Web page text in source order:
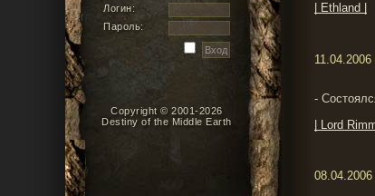
Логин:
Пароль:
Copyright © 2001-2026
Destiny of the Middle Earth
| Ethland |
11.04.2006
-
| Lord